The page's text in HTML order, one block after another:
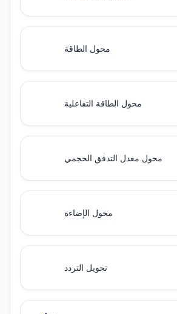
محول الطاقة
محول الطاقة التفاعلية
محول معدل التدفق الحجمي
محول الإضاءة
تحويل التردد